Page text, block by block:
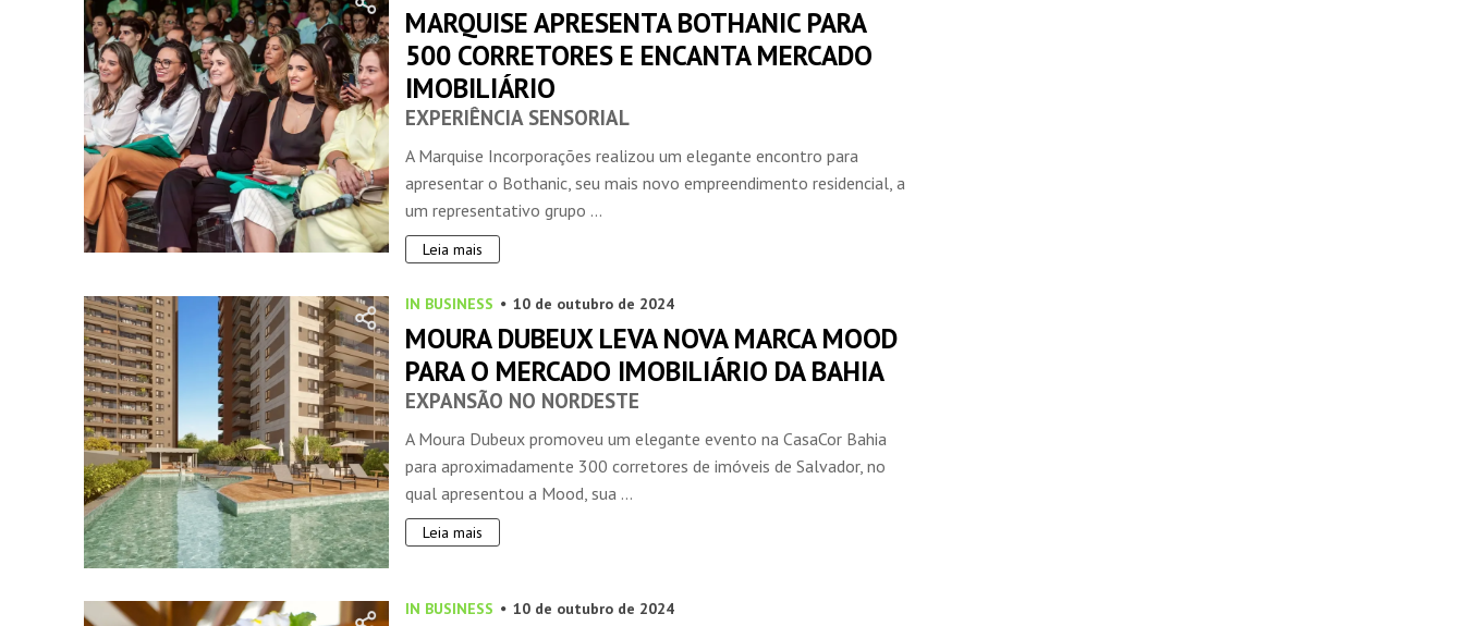
MARQUISE APRESENTA BOTHANIC PARA
500 CORRETORES E ENCANTA MERCADO
IMOBILIÁRIO
EXPERIÊNCIA SENSORIAL
A Marquise Incorporações realizou um elegante encontro para
apresentar o Bothanic, seu mais novo empreendimento residencial, a
um representativo grupo ...
Leia mais
IN BUSINESS 10 de outubro de 2024
MOURA DUBEUX LEVA NOVA MARCA MOOD
PARA O MERCADO IMOBILIÁRIO DA BAHIA
EXPANSÃO NO NORDESTE
A Moura Dubeux promoveu um elegante evento na CasaCor Bahia
para aproximadamente 300 corretores de imóveis de Salvador, no
qual apresentou a Mood, sua ...
Leia mais
IN BUSINESS 10 de outubro de 2024